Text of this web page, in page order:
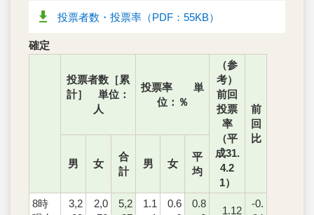
投票者数・投票率（PDF：55KB）
確定
投票者数［累
計］ 単位：
人
投票率 単
位：％
（参
考）
前回
投票
率
（平
成31.
4.2
1）
前
回
比
男 女
合
計
男 女
平
均
8時
3,2
2,0
5,2
1.1
0.6
0.8
1.12
-0.